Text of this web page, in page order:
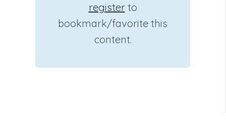
registerto
bookmark/favorite this
content.